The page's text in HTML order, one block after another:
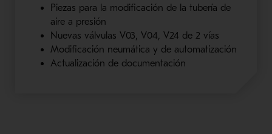
Piezas para la modificación de la tubería de
aire a presión
Nuevas válvulas V03, V04, V24 de 2 vías
Modificación neumática y de automatización
Actualización de documentación